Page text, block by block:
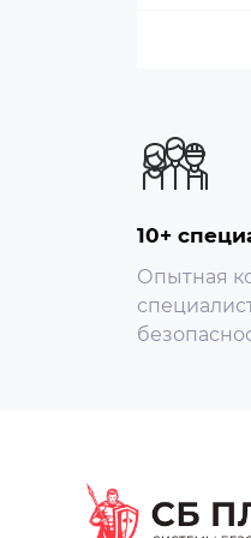
- Порог
- Спектр
- Ping
- NTP-
- Схема
-
10+
Опытная